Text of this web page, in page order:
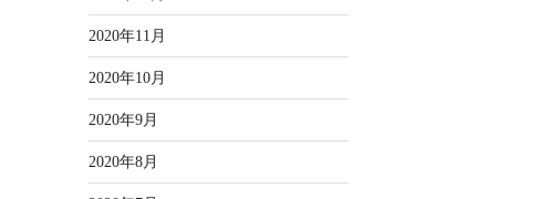
2020年11月
2020年10月
2020年9月
2020年8月